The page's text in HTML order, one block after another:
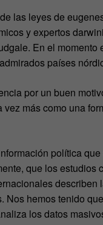
las leyes de
y expertos
En el
países
por un buen
más como una
política
que los
describen
hemos tenido
los datos